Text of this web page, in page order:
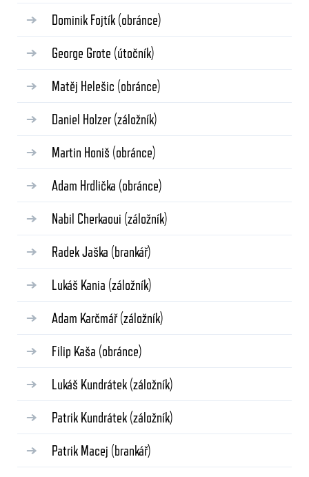
Dominik Fojtík (obránce)
George Grote (útočník)
Matěj Helešic (obránce)
Daniel Holzer (záložník)
Martin Honiš (obránce)
Adam Hrdlička (obránce)
Nabil Cherkaoui (záložník)
Radek Jaška (brankář)
Lukáš Kania (záložník)
Adam Karčmář(záložník)
Filip Kaša (obránce)
Lukáš Kundrátek (záložník)
Patrik Kundrátek (záložník)
Patrik Macej (brankář)